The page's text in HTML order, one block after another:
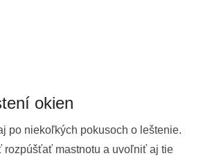
okien
po niekoľkých pokusoch o leštenie.
rozpúšťať mastnotu a uvoľniť aj tie